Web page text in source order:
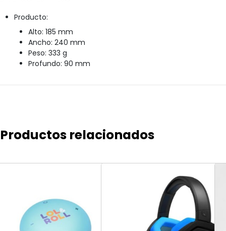
Producto:
Alto: 185 mm
Ancho: 240 mm
Peso: 333 g
Profundo: 90 mm
Productos relacionados